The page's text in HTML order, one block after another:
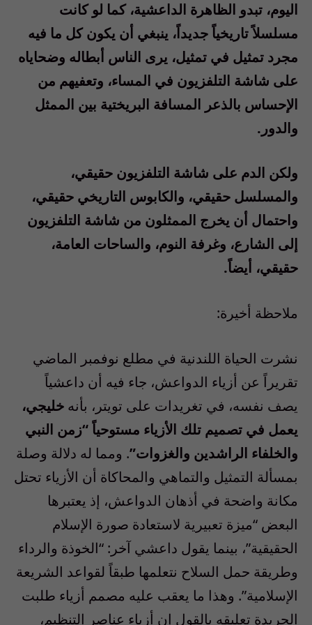
اليوم، تبدو الظاهرة الداعشية، كما لو كانت
مسلسلاً تاريخياً جديداً، ينبغي أن يكون كل ما فيه
مجرد تمثيل في تمثيل، يرى الناس أبطاله وضحاياه
على شاشة التلفزيون في المساء، وتعفيهم من
الإحساس بالذعر المسافة البريختية بين الممثل
والدور.
ولكن الدم على شاشة التلفزيون حقيقي،
والمسلسل حقيقي، والكابوس التاريخي حقيقي،
واحتمال أن يخرج الممثلون من شاشة التلفزيون
إلى الشارع، وغرفة النوم، والساحات العامة،
حقيقي، أيضاً.
ملاحظة أخيرة:
نشرت الحياة اللندنية في مطلع نوفمبر الماضي
تقريراً عن أزياء الدواعش، جاء فيه أن داعشياً
يصف نفسه، في تغريدات على تويتر، بأنه خليجي،
يعمل في تصميم تلك الأزياء مستوحياً “زمن النبي
والخلفاء الراشدين والغزوات”. ومما له دلالة وصلة
بمسألة التمثيل والتماهي والمحاكاة أن الأزياء تحتل
مكانة واضحة في أذهان الدواعش، إذ يعتبرها
البعض “ميزة تعبيرية لاستعادة صورة الإسلام
الحقيقية”، بينما يقول داعشي آخر: “الخوذة والرداء
وطريقة حمل السلاح نتعلمها طبقاً لقواعد الشريعة
الإسلامية”. وهذا ما يعقب عليه مصمم أزياء طلبت
الجريدة تعليقه بالقول إن أزياء عناصر التنظيم،